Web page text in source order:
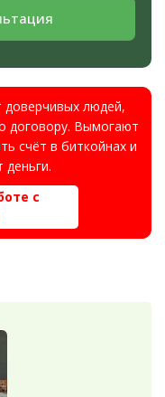
людей,
договору. Вымогают
счёт в биткойнах и
с